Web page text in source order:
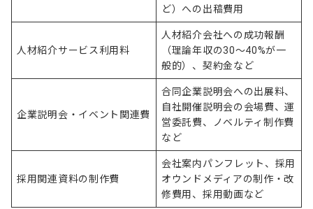
ど）への出稿費用
人材紹介サービス利用料
人材紹介会社への成功報酬
（理論年収の30～40%が一
般的）、契約金など
企業説明会・イベント関連費
合同企業説明会への出展料、
自社開催説明会の会場費、運
営委託費、ノベルティ制作費
など
採用関連資料の制作費
会社案内パンフレット、採用
オウンドメディアの制作・改
修費用、採用動画など